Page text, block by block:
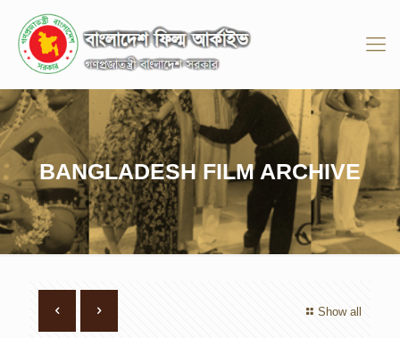
BANGLADESH FILM ARCHIVE
Show all